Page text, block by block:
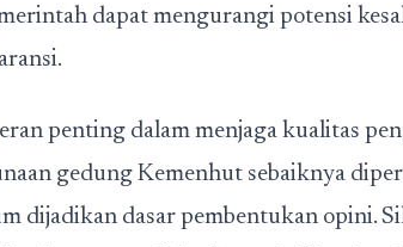
dapat mengurangi potensi
penting dalam menjaga kualitas
gedung Kemenhut sebaiknya
dijadikan dasar pembentukan opini.